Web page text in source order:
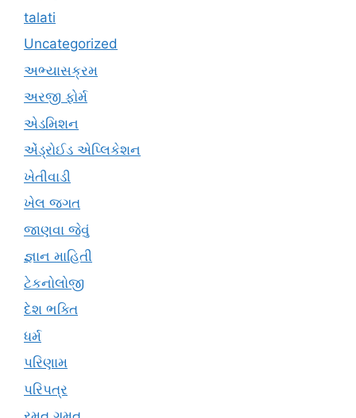
talati
Uncategorized
અભ્યાસક્રમ
અરજી ફોર્મ
એડમિશન
એંડ્રોઈડ એપ્લિકેશન
ખેતીવાડી
ખેલ જગત
જાણવા જેવું
જ્ઞાન માહિતી
ટેકનોલોજી
દેશ ભક્તિ
ધર્મ
પરિણામ
પરિપત્ર